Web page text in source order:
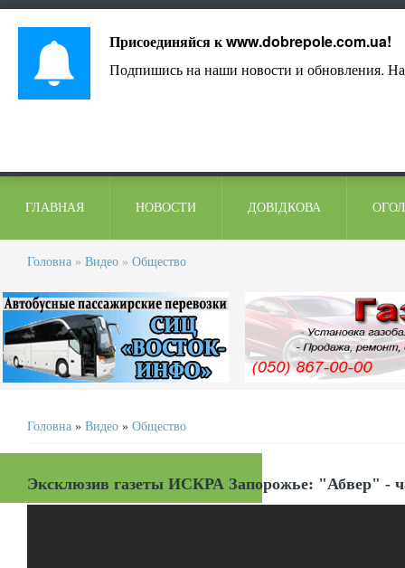
ГЛАВНАЯ НОВОСТИ ДОВІДКОВА
Головна » Видео » Общество
Головна » Видео » Общество
Эксклюзив газеты ИСКРА Запорожье: "Абвер" -
Присоединяйся кwww.dobrepole.com.ua!
Подпишись на наши новости и обновления.